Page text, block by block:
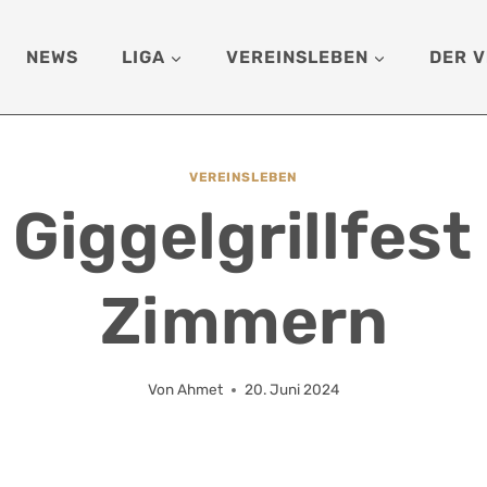
NEWS LIGA VEREINSLEBEN DER
VEREINSLEBEN
Giggelgrillfest
Zimmern
VonAhmet 20. Juni 2024